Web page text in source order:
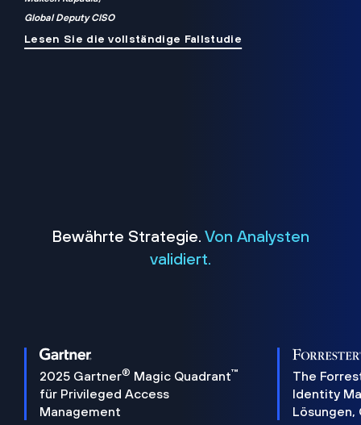
Global Deputy CISO
Lesen Sie die vollständige Fallstudie
Bewährte Strategie. Von Analysten
validiert.
2025 Gartner® Magic Quadrant™
für Privileged Access
Management
The
Identity
Lösungen,